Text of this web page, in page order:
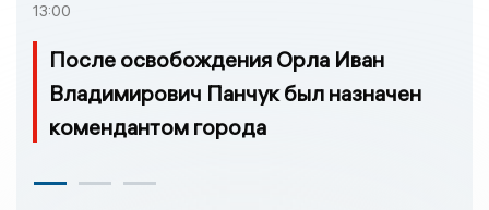
13:00
После освобождения Орла Иван
Владимирович Панчук был назначен
комендантом города